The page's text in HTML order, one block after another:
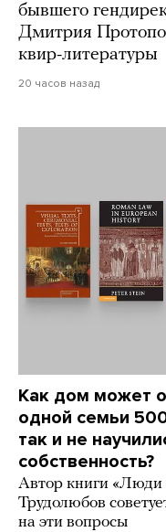
бывшего
Дмитрия
квир-литературы
20 часов назад
Как дом может
одной семьи
так и не
собственность?
Автор книги
Трудолюбов
на эти вопросы